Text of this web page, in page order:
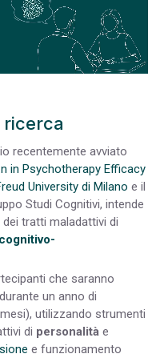
recentemente avviato
in Psychotherapy Efficacy
University di Milano e il
Studi Cognitivi, intende
tratti maladattivi di
che saranno
un anno di
utilizzando strumenti
di personalità e
e funzionamento